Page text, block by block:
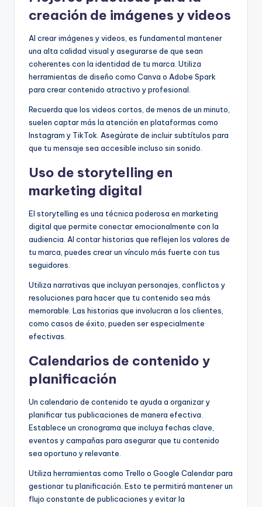
creación de imágenes y videos
Al crear imágenes y videos, es fundamental mantener
una alta calidad visual y asegurarse de que sean
coherentes con la identidad de tu marca. Utiliza
herramientas de diseño como Canva o Adobe Spark
para crear contenido atractivo y profesional.
Recuerda que los videos cortos, de menos de un minuto,
suelen captar más la atención en plataformas como
Instagram y TikTok. Asegúrate de incluir subtítulos para
que tu mensaje sea accesible incluso sin sonido.
Uso de storytelling en
marketing digital
El storytelling es una técnica poderosa en marketing
digital que permite conectar emocionalmente con la
audiencia. Al contar historias que reflejen los valores de
tu marca, puedes crear un vínculo más fuerte con tus
seguidores.
Utiliza narrativas que incluyan personajes, conflictos y
resoluciones para hacer que tu contenido sea más
memorable. Las historias que involucran a los clientes,
como casos de éxito, pueden ser especialmente
efectivas.
Calendarios de contenido y
planificación
Un calendario de contenido te ayuda a organizar y
planificar tus publicaciones de manera efectiva.
Establece un cronograma que incluya fechas clave,
eventos y campañas para asegurar que tu contenido
sea oportuno y relevante.
Utiliza herramientas como Trello o Google Calendar para
gestionar tu planificación. Esto te permitirá mantener un
flujo constante de publicaciones y evitar la